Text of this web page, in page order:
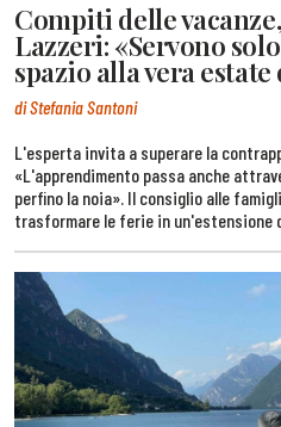
Compiti delle
Lazzeri: «Servono
spazio alla vera
di Stefania Santoni
L'esperta invita a superare la
«L'apprendimento passa anche
perfino la noia». Il consiglio alle
trasformare le ferie in un'estensione